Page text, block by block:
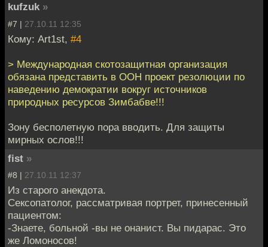
kufzuk »
#7 | 27.10.11 12:35
Кому: Art1st, #4
> Международная скотозащитная организация
обязана представить в ООН проект резолюции по
наведению демократии вокруг источников
природных ресурсов Зимбабве!!!
Зону бесполетную пора вводить. Для защиты
мирных ослов!!!
fist »
#8 | 27.10.11 12:37
Из старого анекдота.
Сексопатолог, рассматривая портрет, принесенный
пациентом:
-Знаете, больной -вы не онанист. Вы пидарас. Это
же Ломоносов!